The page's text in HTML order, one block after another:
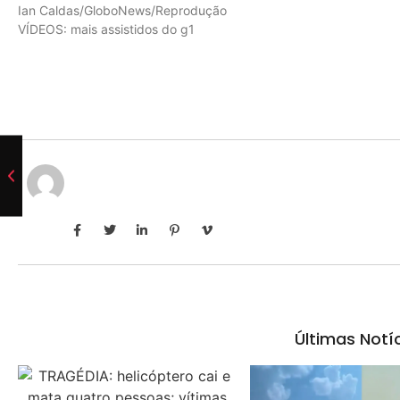
Ian Caldas/GloboNews/Reprodução
VÍDEOS: mais assistidos do g1
Últimas